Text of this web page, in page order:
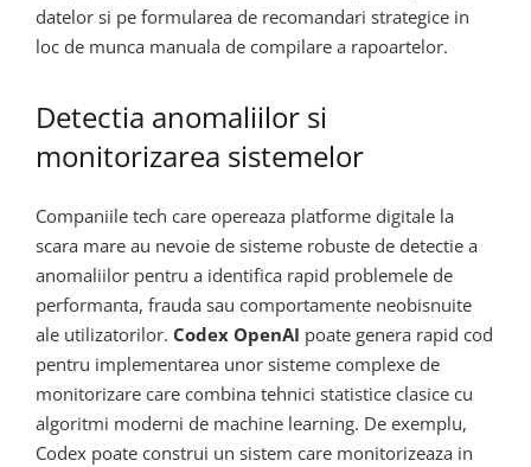
datelor si pe formularea de recomandari strategice in
loc de munca manuala de compilare a rapoartelor.
Detectia anomaliilor si
monitorizarea sistemelor
Companiile tech care opereaza platforme digitale la
scara mare au nevoie de sisteme robuste de detectie a
anomaliilor pentru a identifica rapid problemele de
performanta, frauda sau comportamente neobisnuite
ale utilizatorilor. Codex OpenAI poate genera rapid cod
pentru implementarea unor sisteme complexe de
monitorizare care combina tehnici statistice clasice cu
algoritmi moderni de machine learning. De exemplu,
Codex poate construi un sistem care monitorizeaza in